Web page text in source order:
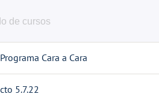
Visibilidad
ahora.
Cara a Cara
5.7.22